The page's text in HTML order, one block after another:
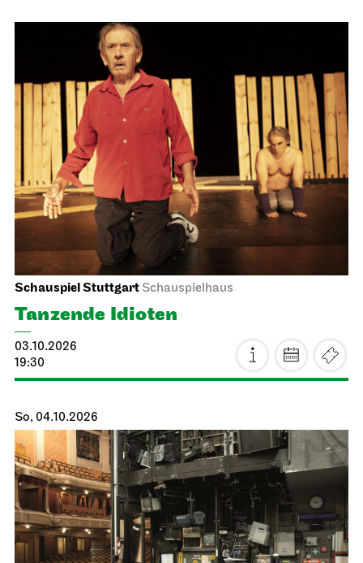
Schauspiel Stuttgart Schauspielhaus
Tanzende Idioten
03.10.2026
19:30
So, 04.10.2026